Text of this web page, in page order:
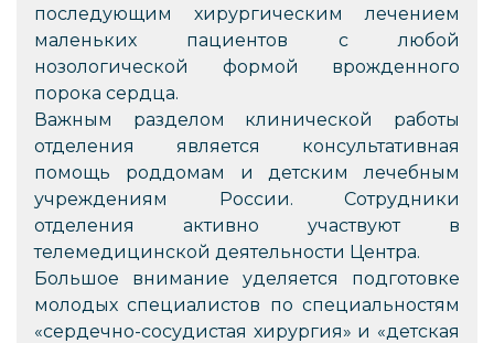
последующим хирургическим лечением
маленьких пациентов с любой
нозологической формой врожденного
порока сердца.
Важным разделом клинической работы
отделения является консультативная
помощь роддомам и детским лечебным
учреждениям России. Сотрудники
отделения активно участвуют в
телемедицинской деятельности Центра.
Большое внимание уделяется подготовке
молодых специалистов по специальностям
«сердечно-сосудистая хирургия» и «детская